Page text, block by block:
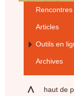
Rencontres
Articles
Outils en
Archives
haut de